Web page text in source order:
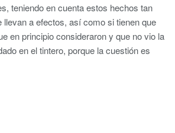
teniendo en cuenta estos hechos tan
llevan a efectos, así como si tienen que
en principio consideraron y que no vio la
en el tintero, porque la cuestión es